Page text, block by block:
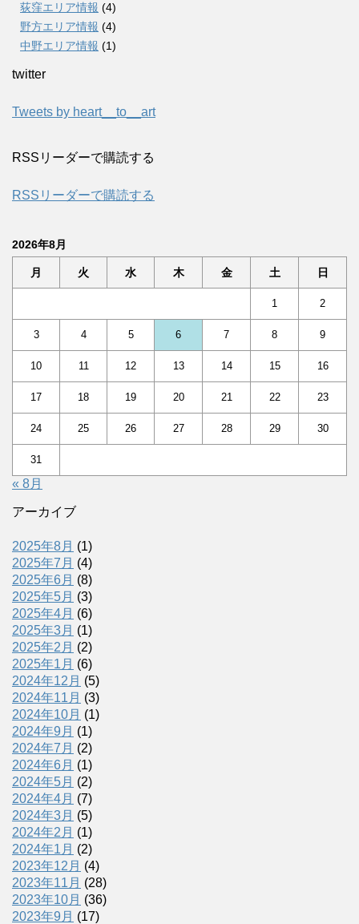
荻窪エリア情報 (4)
野方エリア情報 (4)
中野エリア情報 (1)
twitter
Tweets by heart__to__art
RSSリーダーで購読する
RSSリーダーで購読する
2026年8月
月 火 水 木 金 土 日
1 2
3 4 5 6 7 8 9
10 11 12 13 14 15 16
17 18 19 20 21 22 23
24 25 26 27 28 29 30
31
« 8月
アーカイブ
2025年8月 (1)
2025年7月 (4)
2025年6月 (8)
2025年5月 (3)
2025年4月 (6)
2025年3月 (1)
2025年2月 (2)
2025年1月 (6)
2024年12月 (5)
2024年11月 (3)
2024年10月 (1)
2024年9月 (1)
2024年7月 (2)
2024年6月 (1)
2024年5月 (2)
2024年4月 (7)
2024年3月 (5)
2024年2月 (1)
2024年1月 (2)
2023年12月 (4)
2023年11月 (28)
2023年10月 (36)
2023年9月 (17)